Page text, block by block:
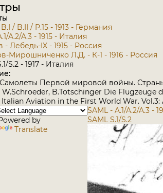
/ B.II / P.15 - 1913 - Германия
A.2/A.3 - 1915 - Италия
- Лебедь-IX - 1915 - Россия
Мирошниченко Л.Д. - К-1 - 1916 - Россия
S.2 - 1917 - Италия
Первой мировой войны.
W.Schroeder, B.Totschinger Die Flugzeuge
Italian Aviation in the First World War.
by
Translate
SAML - A.1/A.2/A.3 -
SAML S.1/S.2